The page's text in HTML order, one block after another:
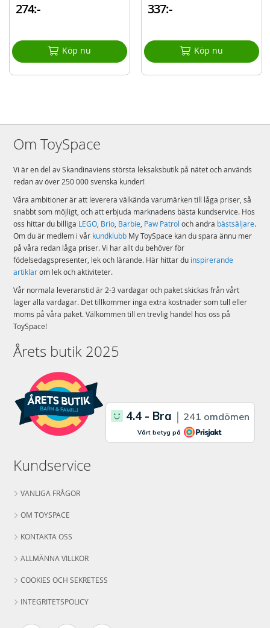
274:-
Köp nu
337:-
Köp nu
Om ToySpace
Vi är en del av Skandinaviens största leksaksbutik på nätet och används
redan av över 250 000 svenska kunder!
Våra ambitioner är att leverera välkända varumärken till låga priser, så
snabbt som möjligt, och att erbjuda marknadens bästa kundservice. Hos
oss hittar du billiga LEGO, Brio, Barbie, Paw Patrol och andra bästsäljare.
Om du är medlem i vår kundklubb My ToySpace kan du spara ännu mer
på våra redan låga priser. Vi har allt du behöver för
födelsedagspresenter, lek och lärande. Här hittar du inspirerande
artiklarom lek och aktiviteter.
Vår normala leveranstid är 2-3 vardagar och paket skickas från vårt
lager alla vardagar. Det tillkommer inga extra kostnader som tull eller
moms på våra paket. Välkommen till en trevlig handel hos oss på
ToySpace!
Årets butik 2025
Kundservice
VANLIGA FRÅGOR
OM TOYSPACE
KONTAKTA OSS
ALLMÄNNA VILLKOR
COOKIES OCH SEKRETESS
INTEGRITETSPOLICY